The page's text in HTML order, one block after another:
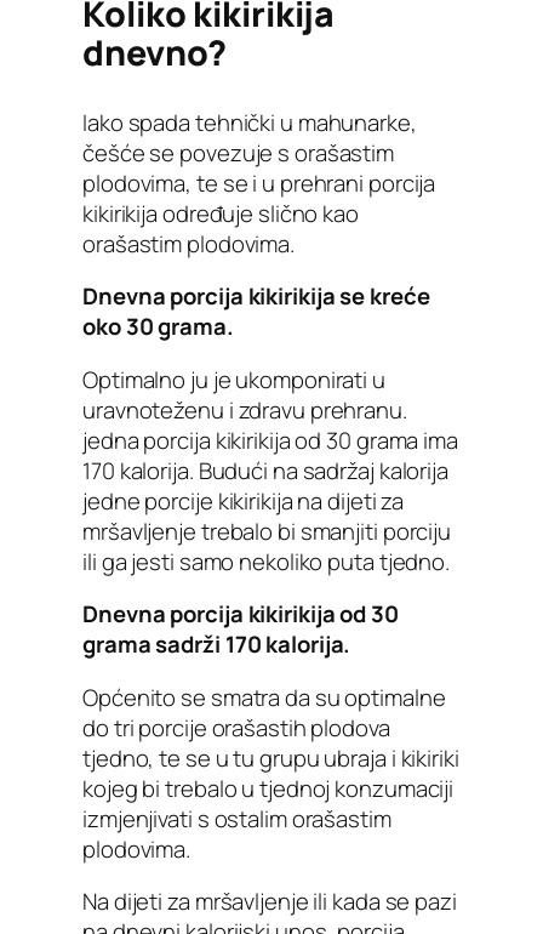
Koliko kikirikija
dnevno?
Iako spada tehnički u mahunarke,
češće se povezuje s orašastim
plodovima, te se i u prehrani porcija
kikirikija određuje slično kao
orašastim plodovima.
Dnevna porcija kikirikija se kreće
oko 30 grama.
Optimalno ju je ukomponirati u
uravnoteženu i zdravu prehranu.
jedna porcija kikirikija od 30 grama ima
170 kalorija. Budući na sadržaj kalorija
jedne porcije kikirikija na dijeti za
mršavljenje trebalo bi smanjiti porciju
ili ga jesti samo nekoliko puta tjedno.
Dnevna porcija kikirikija od 30
grama sadrži 170 kalorija.
Općenito se smatra da su optimalne
do tri porcije orašastih plodova
tjedno, te se u tu grupu ubraja i kikiriki
kojeg bi trebalo u tjednoj konzumaciji
izmjenjivati s ostalim orašastim
plodovima.
Na dijeti za mršavljenje ili kada se pazi